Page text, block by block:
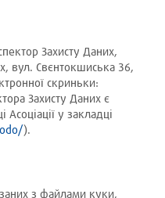
Захисту Даних,
вул. Свєнтокшиська 36,
скриньки:
Захисту Даних є
Асоціації у закладці
).
з файлами куки,